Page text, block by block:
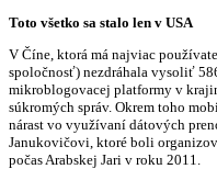
Toto všetko sa stalo len v USA
V Číne, ktorá má najviac
spoločnosť) nezdráhala vysoliť
mikroblogovacej platformy v
súkromých správ. Okrem toho
nárast vo využívaní dátových
Janukovičovi, ktoré boli
počas Arabskej Jari v roku 2011.